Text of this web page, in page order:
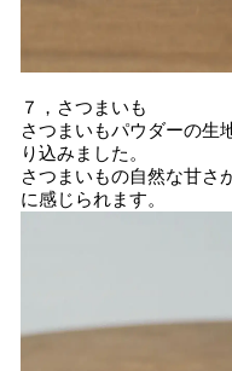
７，さつまいも
さつまいもパウダーの生
り込みました。
さつまいもの自然な甘さ
に感じられます。